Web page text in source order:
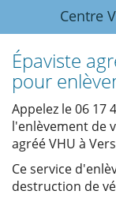
Centre
Épaviste
pour
Appelez le 06 17
l'enlèvement de
agréé VHU à
Ce service
destruction de